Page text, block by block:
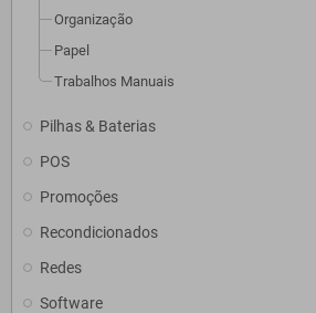
Organização
Papel
Trabalhos Manuais
Pilhas & Baterias
POS
Promoções
Recondicionados
Redes
Software